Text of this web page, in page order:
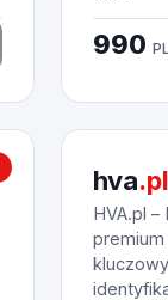
990
hva.pl
HVA.pl
premium